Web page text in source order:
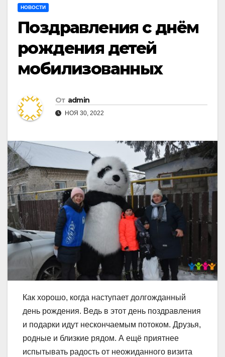
НОВОСТИ
Поздравления с днём
рождения детей
мобилизованных
От admin
НОЯ 30, 2022
Как хорошо, когда наступает долгожданный
день рождения. Ведь в этот день поздравления
и подарки идут нескончаемым потоком. Друзья,
родные и близкие рядом. А ещё приятнее
испытывать радость от неожиданного визита